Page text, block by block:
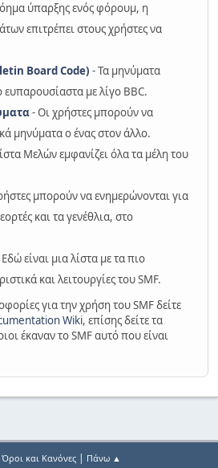
ύπαρξης ενός φόρουμ, η
επιτρέπει στους χρήστες να
Board Code) - Τα μηνύματα
ευπαρουσίαστα με λίγο BBC.
- Οι χρήστες μπορούν να
μηνύματα ο ένας στον άλλο.
Μελών εμφανίζει όλα τα μέλη του
μπορούν να ενημερώνονται για
και τα γενέθλια, στο
είναι μια λίστα με τα πιο
και λειτουργίες του SMF.
για την χρήση του SMF δείτε
Wiki, επίσης δείτε τα
έκαναν το SMF αυτό που είναι
Όροι και Κανόνες| Πάνω ▲